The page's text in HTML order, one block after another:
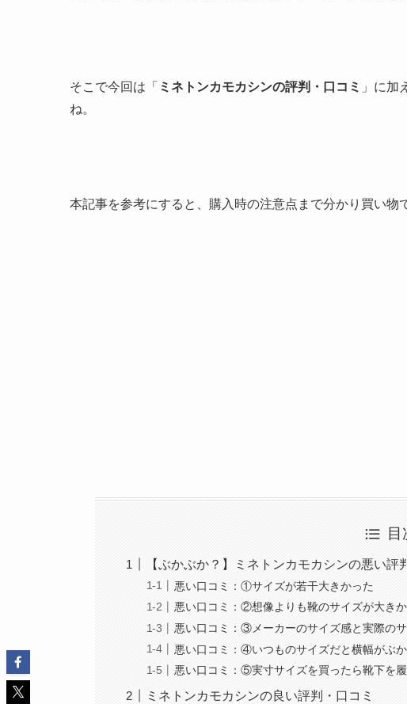
そこで今回は「 ミネトンカモカシンの評判・口コミ 」に加
ね。
本記事を参考にすると、購入時の注意点まで分かり買い物
目
【ぶかぶか？】ミネトンカモカシンの悪い評
悪い口コミ：①サイズが若干大きかった
悪い口コミ：②想像よりも靴のサイズが大き
悪い口コミ：③メーカーのサイズ感と実際の
悪い口コミ：④いつものサイズだと横幅がぶ
悪い口コミ：⑤実寸サイズを買ったら靴下を
ミネトンカモカシンの良い評判・口コミ